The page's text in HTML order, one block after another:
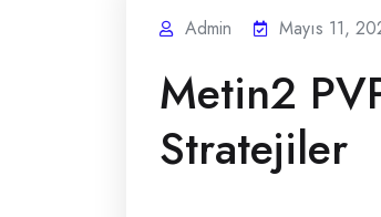
Admin Mayıs 11,
Metin2
Stratejiler